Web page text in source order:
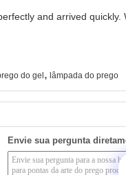
and arrived quickly.
do gel , lâmpada do prego
Envie sua pergunta